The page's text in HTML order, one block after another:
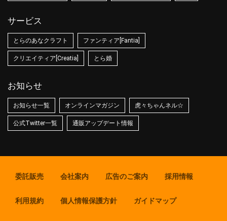
サービス
とらのあなクラフト ファンティア[Fantia]
クリエイティア[Creatia] とら婚
お知らせ
お知らせ一覧 オンラインマガジン 虎々ちゃんネル☆
公式Twitter一覧 通販アップデート情報
委託販売 会社案内 広告のご案内 採用情報
利用規約 個人情報保護方針 ガイドマップ